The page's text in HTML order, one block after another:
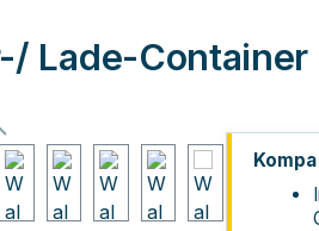
Lade-Container